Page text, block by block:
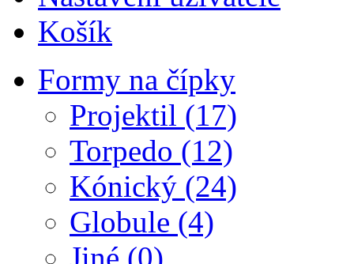
Košík
Formy na čípky
Projektil (17)
Torpedo (12)
Kónický (24)
Globule (4)
Jiné (0)